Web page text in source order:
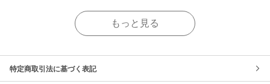
もっと見る
特定商取引法に基づく表記